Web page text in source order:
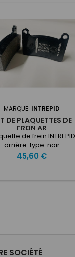
MARQUE: INTREPID
DE PLAQUETTES DE
FREIN AR
de frein INTREPID
arrière type: noir
Prix
45,60 €
SOCIÉTÉ